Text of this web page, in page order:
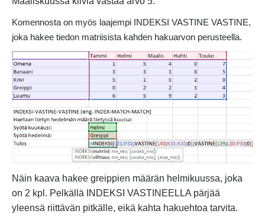
Komennosta on myös laajempi INDEKSI VASTINE VASTINE,
joka hakee tiedon matriisista kahden hakuarvon perusteella.
Näin kaava hakee greippien määrän helmikuussa, joka
on 2 kpl. Pelkällä INDEKSI VASTINEELLA pärjää
yleensä riittävän pitkälle, eikä kahta hakuehtoa tarvita.